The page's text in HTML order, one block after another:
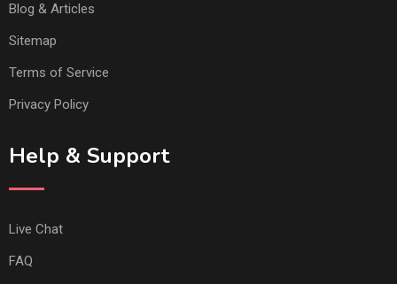
Blog & Articles
Sitemap
Terms of Service
Privacy Policy
Help & Support
Live Chat
FAQ